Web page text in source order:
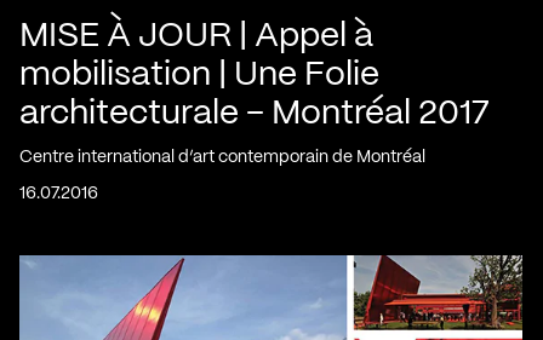
MISE À JOUR | Appel à
mobilisation | Une Folie
architecturale – Montréal 2017
Centre international d’art contemporain de Montréal
16.07.2016